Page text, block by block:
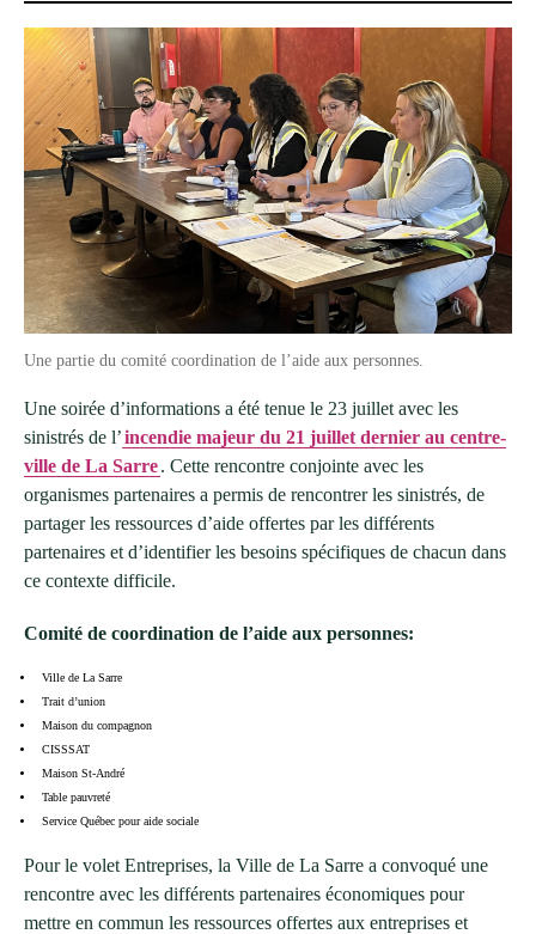
Une partie du comité coordination de l’aide aux personnes.
Une soirée d’informations a été tenue le 23 juillet avec les
sinistrés de l’incendie majeur du 21 juillet dernier au centre-
ville de La Sarre. Cette rencontre conjointe avec les
organismes partenaires a permis de rencontrer les sinistrés, de
partager les ressources d’aide offertes par les différents
partenaires et d’identifier les besoins spécifiques de chacun dans
ce contexte difficile.
Comité de coordination de l’aide aux personnes:
Ville de La Sarre
Trait d’union
Maison du compagnon
CISSSAT
Maison St-André
Table pauvreté
Service Québec pour aide sociale
Pour le volet Entreprises, la Ville de La Sarre a convoqué une
rencontre avec les différents partenaires économiques pour
mettre en commun les ressources offertes aux entreprises et